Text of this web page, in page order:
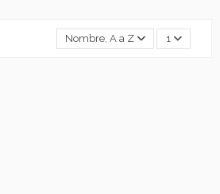
Nombre, A a Z 1